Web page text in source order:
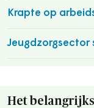
Krapte op
Jeugdzorgsector
Het